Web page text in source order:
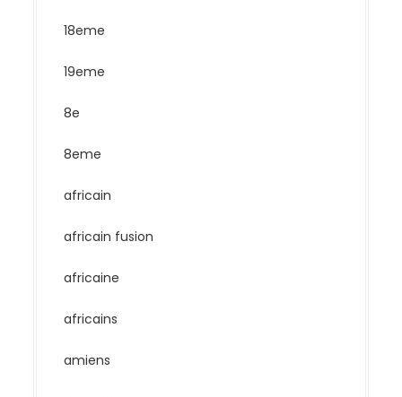
18eme
19eme
8e
8eme
africain
africain fusion
africaine
africains
amiens